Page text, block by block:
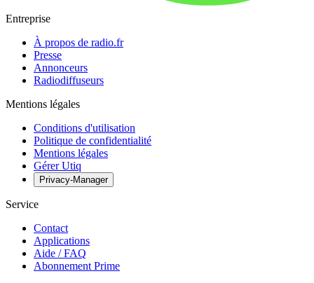
Entreprise
À propos de radio.fr
Presse
Annonceurs
Radiodiffuseurs
Mentions légales
Conditions d'utilisation
Politique de confidentialité
Mentions légales
Gérer Utiq
Privacy-Manager
Service
Contact
Applications
Aide / FAQ
Abonnement Prime